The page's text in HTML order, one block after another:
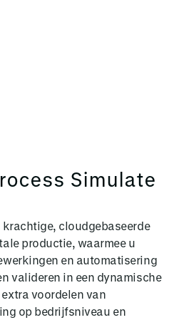
Simulate
krachtige, cloudgebaseerde
productie, waarmee u
en automatisering
valideren in een dynamische
voordelen van
op bedrijfsniveau en